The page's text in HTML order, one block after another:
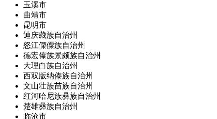
玉溪市
曲靖市
昆明市
迪庆藏族自治州
怒江傈僳族自治州
德宏傣族景颇族自治州
大理白族自治州
西双版纳傣族自治州
文山壮族苗族自治州
红河哈尼族彝族自治州
楚雄彝族自治州
临沧市